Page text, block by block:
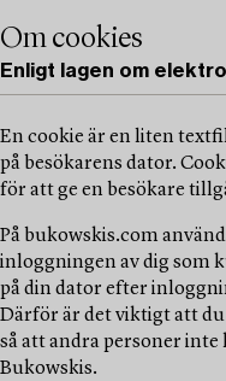
Om cookies
Enligt lagen om
En cookie är en liten
på besökarens dator.
för att ge en besökare
På bukowskis.com
inloggningen av dig som
på din dator efter
Därför är det viktigt att
så att andra personer
Bukowskis.